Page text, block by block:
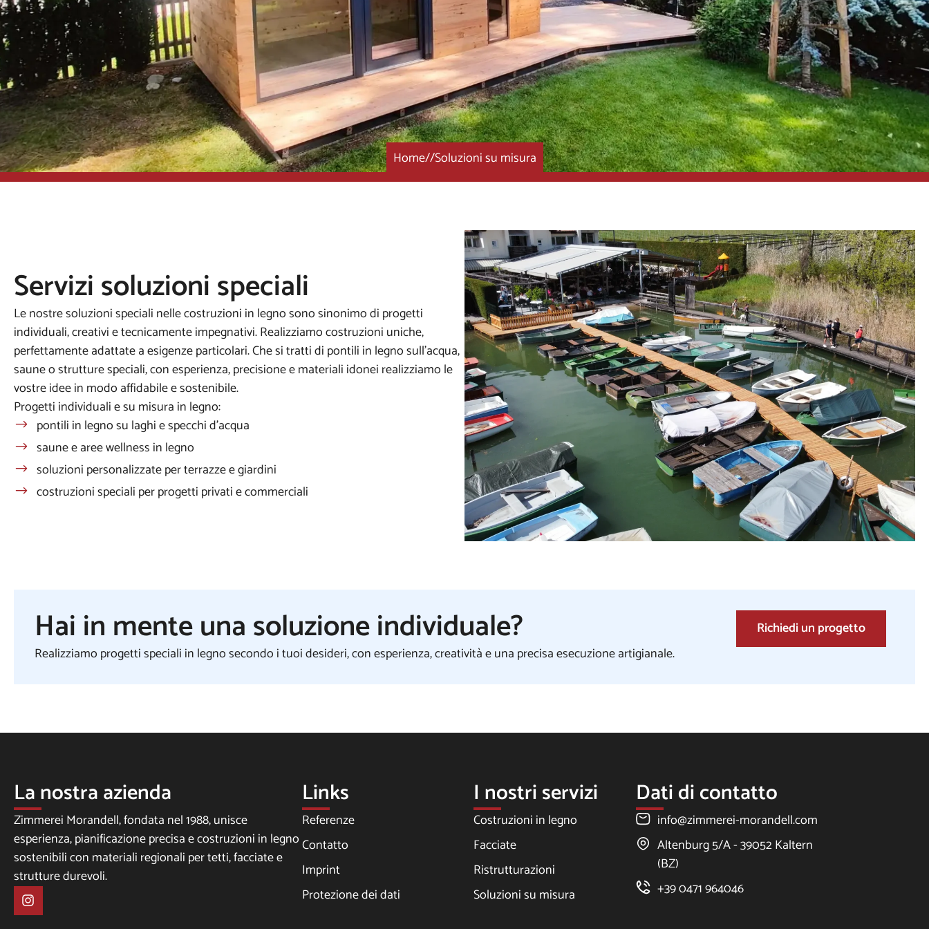
Home//Soluzioni su misura
Servizi soluzioni speciali
Le nostre soluzioni speciali nelle costruzioni in legno sono sinonimo di progetti
individuali, creativi e tecnicamente impegnativi. Realizziamo costruzioni uniche,
perfettamente adattate a esigenze particolari. Che si tratti di pontili in legno sull’acqua,
saune o strutture speciali, con esperienza, precisione e materiali idonei realizziamo le
vostre idee in modo affidabile e sostenibile.
Progetti individuali e su misura in legno:
pontili in legno su laghi e specchi d'acqua
saune e aree wellness in legno
soluzioni personalizzate per terrazze e giardini
costruzioni speciali per progetti privati e commerciali
Hai in mente una soluzione individuale?
Realizziamo progetti speciali in legno secondo i tuoi desideri, con esperienza, creatività e una precisa esecuzione artigianale.
Richiedi un progetto
La nostra azienda
Zimmerei Morandell, fondata nel 1988, unisce
esperienza, pianificazione precisa e costruzioni in legno
sostenibili con materiali regionali per tetti, facciate e
strutture durevoli.
Links
Referenze
Contatto
Imprint
Protezione dei dati
I nostri servizi
Costruzioni in legno
Facciate
Ristrutturazioni
Soluzioni su misura
Dati di contatto
info@zimmerei-morandell.com
Altenburg 5/A - 39052 Kaltern
(BZ)
+39 0471 964046